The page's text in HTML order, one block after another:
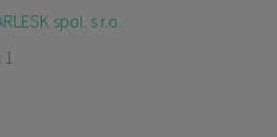
spol. s r.o.
1